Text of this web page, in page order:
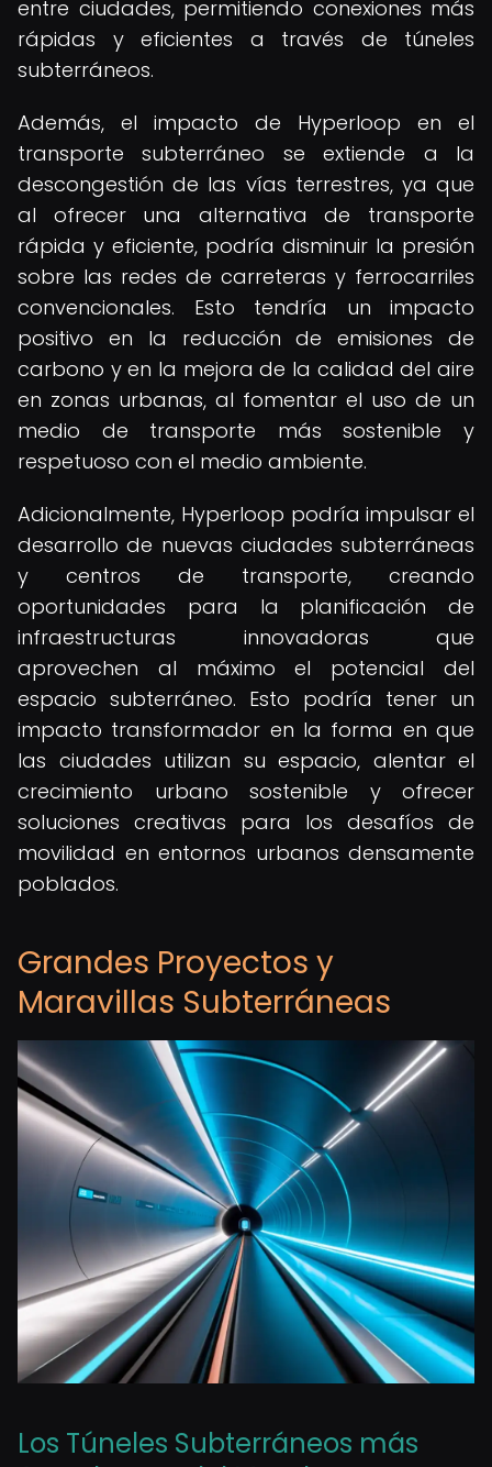
entre ciudades, permitiendo conexiones más
rápidas y eficientes a través de túneles
subterráneos.
Además, el impacto de Hyperloop en el
transporte subterráneo se extiende a la
descongestión de las vías terrestres, ya que
al ofrecer una alternativa de transporte
rápida y eficiente, podría disminuir la presión
sobre las redes de carreteras y ferrocarriles
convencionales. Esto tendría un impacto
positivo en la reducción de emisiones de
carbono y en la mejora de la calidad del aire
en zonas urbanas, al fomentar el uso de un
medio de transporte más sostenible y
respetuoso con el medio ambiente.
Adicionalmente, Hyperloop podría impulsar el
desarrollo de nuevas ciudades subterráneas
y centros de transporte, creando
oportunidades para la planificación de
infraestructuras innovadoras que
aprovechen al máximo el potencial del
espacio subterráneo. Esto podría tener un
impacto transformador en la forma en que
las ciudades utilizan su espacio, alentar el
crecimiento urbano sostenible y ofrecer
soluciones creativas para los desafíos de
movilidad en entornos urbanos densamente
poblados.
Grandes Proyectos y
Maravillas Subterráneas
Los Túneles Subterráneos más